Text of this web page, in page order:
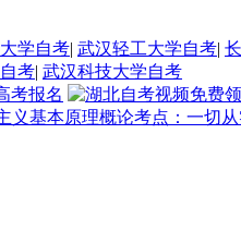
学自考| 武汉轻工大学自考|
考| 武汉科技大学自考
义基本原理概论考点：一切